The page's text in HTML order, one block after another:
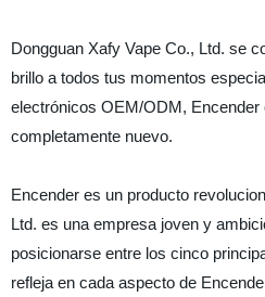
Dongguan Xafy Vape Co., Ltd. se
brillo a todos tus momentos
electrónicos OEM/ODM, Encender
completamente nuevo.
Encender es un producto
Ltd. es una empresa joven y
posicionarse entre los cinco
refleja en cada aspecto de